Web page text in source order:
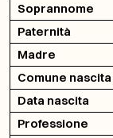
Soprannome
Paternità
Madre
Comune nascita
Data nascita
Professione